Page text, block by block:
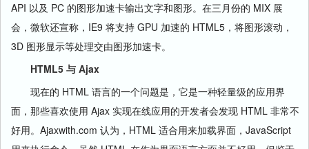
API 以及 PC 的图形加速卡输出文字和图形。在三月份的 MIX 展
会，微软还宣称，IE9 将支持 GPU 加速的 HTML5，将图形滚动，
3D 图形显示等处理交由图形加速卡。
HTML5 与 Ajax
现在的 HTML 语言的一个问题是，它是一种轻量级的应用界
面，那些喜欢使用 Ajax 实现在线应用的开发者会发现 HTML 非常不
好用。Ajaxwith.com 认为，HTML 适合用来加载界面，JavaScript